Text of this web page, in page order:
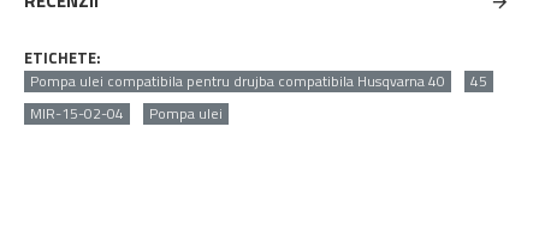
ETICHETE:
Pompa ulei compatibila pentru drujba compatibila Husqvarna 40
45
MIR-15-02-04
Pompa ulei